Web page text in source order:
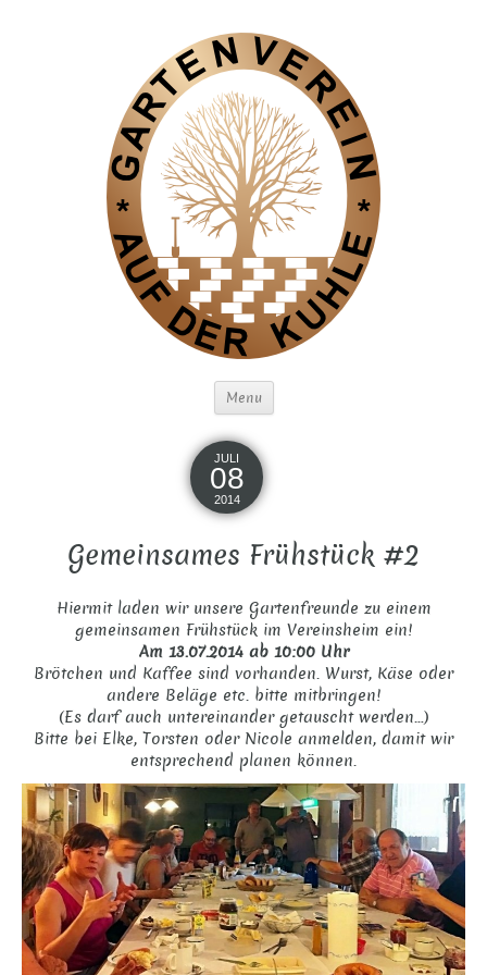
Menu
JULI
08
2014
Gemeinsames Frühstück #2
Hiermit laden wir unsere Gartenfreunde zu einem
gemeinsamen Frühstück im Vereinsheim ein!
Am 13.07.2014 ab 10:00 Uhr
Brötchen und Kaffee sind vorhanden. Wurst, Käse oder
andere Beläge etc. bitte mitbringen!
(Es darf auch untereinander getauscht werden…)
Bitte bei Elke, Torsten oder Nicole anmelden, damit wir
entsprechend planen können.